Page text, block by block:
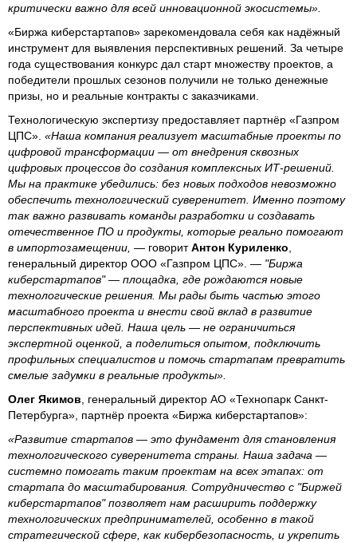
критически важно для всей инновационной экосистемы».
«Биржа киберстартапов» зарекомендовала себя как надёжный
инструмент для выявления перспективных решений. За четыре
года существования конкурс дал старт множеству проектов, а
победители прошлых сезонов получили не только денежные
призы, но и реальные контракты с заказчиками.
Технологическую экспертизу предоставляет партнёр «Газпром
ЦПС». «Наша компания реализует масштабные проекты по
цифровой трансформации — от внедрения сквозных
цифровых процессов до создания комплексных ИТ-решений.
Мы на практике убедились: без новых подходов невозможно
обеспечить технологический суверенитет. Именно поэтому
так важно развивать команды разработки и создавать
отечественное ПО и продукты, которые реально помогают
в импортозамещении, — говоритАнтон Куриленко
генеральный директор ООО «Газпром ЦПС». — "Биржа
киберстартапов" — площадка, где рождаются новые
технологические решения. Мы рады быть частью этого
масштабного проекта и внести свой вклад в развитие
перспективных идей. Наша цель — не ограничиться
экспертной оценкой, а поделиться опытом, подключить
профильных специалистов и помочь стартапам превратить
смелые задумки в реальные продукты».
Олег Якимов , генеральный директор АО «Технопарк Санкт-
Петербурга», партнёр проекта «Биржа киберстартапов»:
«Развитие стартапов — это фундамент для становления
технологического суверенитета страны. Наша задача —
системно помогать таким проектам на всех этапах: от
стартапа до масштабирования. Сотрудничество с "Биржей
киберстартапов" позволяет нам расширить поддержку
технологических предпринимателей, особенно в такой
стратегической сфере, как кибербезопасность, и укрепить